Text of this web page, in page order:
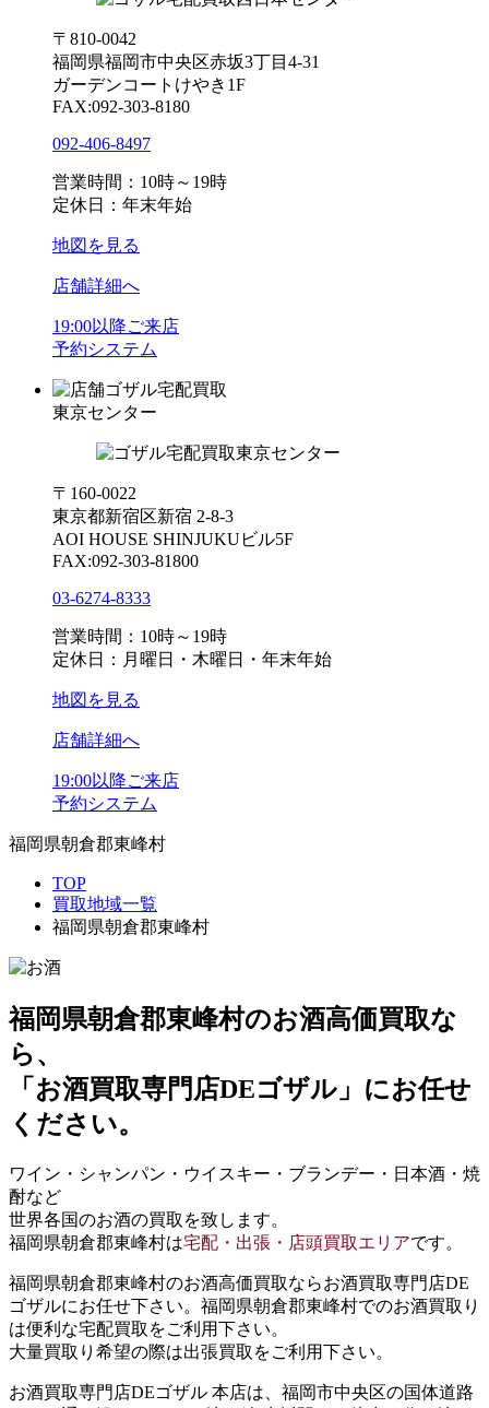
〒810-0042
福岡県福岡市中央区赤坂3丁目4-31
ガーデンコートけやき1F
FAX:092-303-8180
092-406-8497
営業時間：10時～19時
定休日：年末年始
地図を見る
店舗詳細へ
19:00以降ご来店
予約システム
ゴザル宅配買取
東京センター
〒160-0022
東京都新宿区新宿 2-8-3
AOI HOUSE SHINJUKUビル5F
FAX:092-303-81800
03-6274-8333
営業時間：10時～19時
定休日：月曜日・木曜日・年末年始
地図を見る
店舗詳細へ
19:00以降ご来店
予約システム
福岡県朝倉郡東峰村
TOP
買取地域一覧
福岡県朝倉郡東峰村
福岡県朝倉郡東峰村のお酒高価買取な
ら、
「お酒買取専門店DEゴザル」 にお任せ
ください。
ワイン・シャンパン・ウイスキー・ブランデー・日本酒・焼
酎など
世界各国のお酒の買取を致します。
福岡県朝倉郡東峰村は宅配・出張・店頭買取エリアです。
福岡県朝倉郡東峰村のお酒高価買取ならお酒買取専門店DE
ゴザルにお任せ下さい。福岡県朝倉郡東峰村でのお酒買取り
は便利な宅配買取をご利用下さい。
大量買取り希望の際は出張買取をご利用下さい。
お酒買取専門店DEゴザル 本店は、福岡市中央区の国体道路